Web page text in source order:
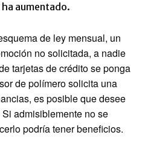
aumentado.
de ley mensual, un
no solicitada, a nadie
tarjetas de crédito se ponga
de polímero solicita una
es posible que desee
admisiblemente no se
podría tener beneficios.